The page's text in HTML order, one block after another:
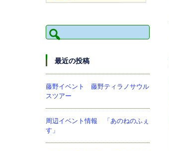
検
索:
最近の投稿
藤野イベント 藤野ティラノサウル
スツアー
周辺イベント情報 「あのねのふぇ
す」